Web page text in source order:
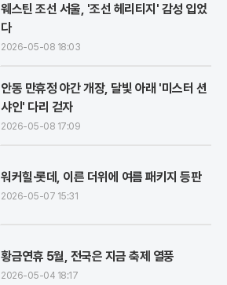
웨스틴 조선 서울, '조선 헤리티지' 감성 입었
다
2026-05-08 18:03
안동 만휴정 야간 개장, 달빛 아래 '미스터 션
샤인' 다리 걷자
2026-05-08 17:09
워커힐·롯데, 이른 더위에 여름 패키지 등판
2026-05-07 15:31
황금연휴 5월, 전국은 지금 축제 열풍
2026-05-04 18:17